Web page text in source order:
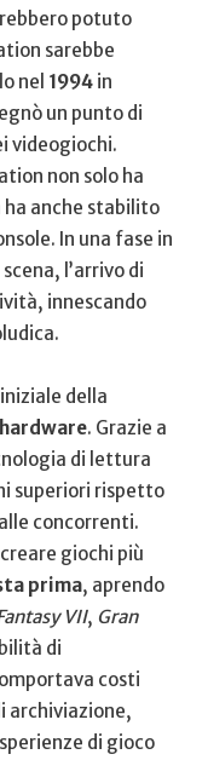
​potuto
sarebbe
nel 1994 in
un punto⁤ di
videogiochi.
non​ solo ha‌
anche‌ stabilito⁢
In una fase in
l’arrivo⁣ di
innescando
della
.⁢ Grazie a
di lettura
superiori rispetto
concorrenti.
giochi più
prima,‌ aprendo
VII, Gran
di
costi
archiviazione,
di gioco